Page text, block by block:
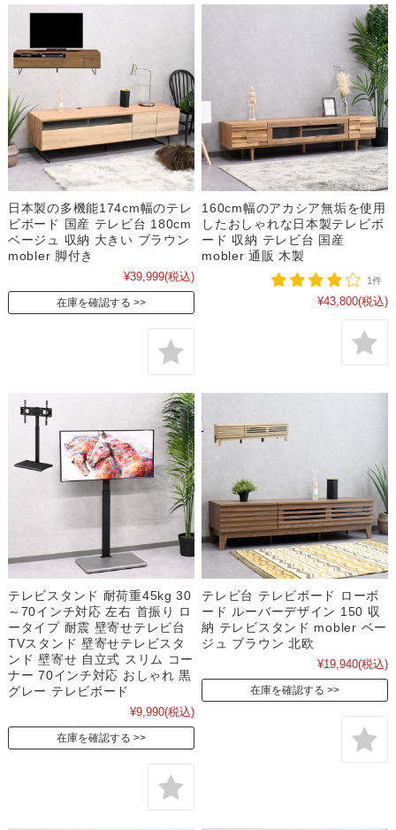
日本製の多機能174cm幅のテレ
ビボード 国産 テレビ台 180cm
ベージュ 収納 大きい ブラウン
mobler 脚付き
¥39,999(税込)
在庫を確認する
160cm幅のアカシア無垢を使用
したおしゃれな日本製テレビボ
ード 収納 テレビ台 国産
mobler 通販 木製
1件
¥43,800(税込)
テレビスタンド 耐荷重45kg 30
～70インチ対応 左右 首振り ロ
ータイプ 耐震 壁寄せテレビ台
TVスタンド 壁寄せテレビスタ
ンド 壁寄せ 自立式 スリム コー
ナー 70インチ対応 おしゃれ 黒
グレー テレビボード
¥9,990(税込)
在庫を確認する
テレビ台 テレビボード ローボ
ード ルーバーデザイン 150 収
納 テレビスタンド mobler ベー
ジュ ブラウン 北欧
¥19,940(税込)
在庫を確認する